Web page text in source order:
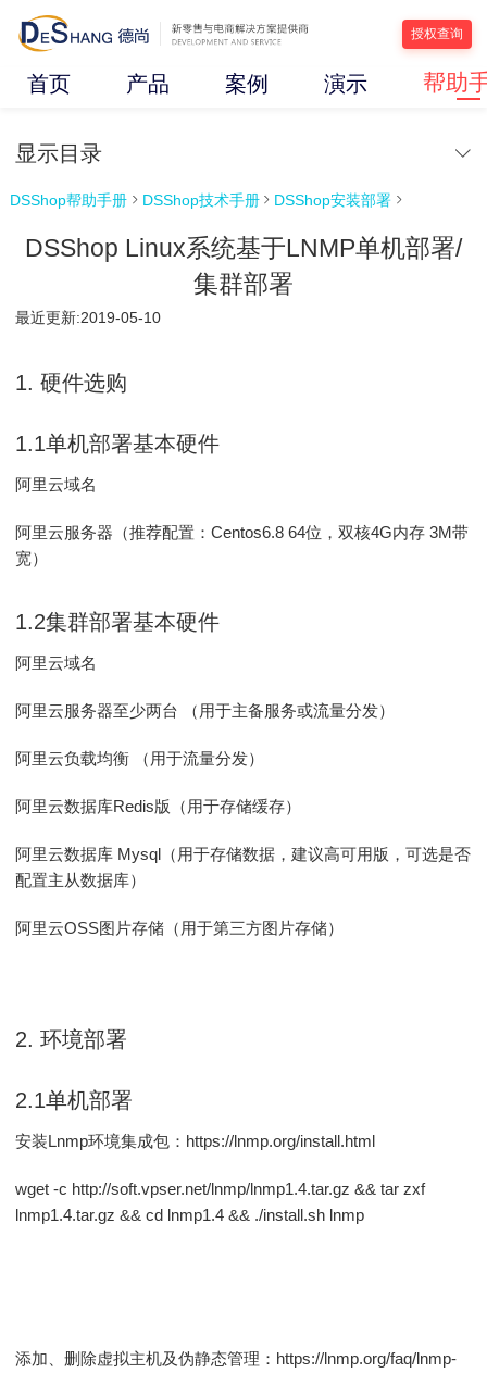
授权查询
首页 产品 案例 演示 帮助
显示目录
DSShop帮助手册  DSShop技术手册  DSShop安装部署 
DSShop Linux系统基于LNMP单机部署/
集群部署
最近更新:2019-05-10
1.硬件选购
1.1单机部署基本硬件
阿里云域名
阿里云服务器（推荐配置：Centos6.8 64位，双核4G内存 3M带
宽）
1.2集群部署基本硬件
阿里云域名
阿里云服务器至少两台 （用于主备服务或流量分发）
阿里云负载均衡 （用于流量分发）
阿里云数据库Redis版（用于存储缓存）
阿里云数据库 Mysql（用于存储数据，建议高可用版，可选是否
配置主从数据库）
阿里云OSS图片存储（用于第三方图片存储）
2.环境部署
2.1单机部署
安装Lnmp环境集成包：https://lnmp.org/install.html
wget -c http://soft.vpser.net/lnmp/lnmp1.4.tar.gz && tar zxf
lnmp1.4.tar.gz && cd lnmp1.4 && ./install.sh lnmp
添加、删除虚拟主机及伪静态管理： https://lnmp.org/faq/lnmp-